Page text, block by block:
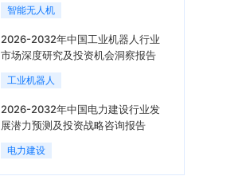
智能无人机
2026-2032年中国工业机器人行业
市场深度研究及投资机会洞察报告
工业机器人
2026-2032年中国电力建设行业发
展潜力预测及投资战略咨询报告
电力建设